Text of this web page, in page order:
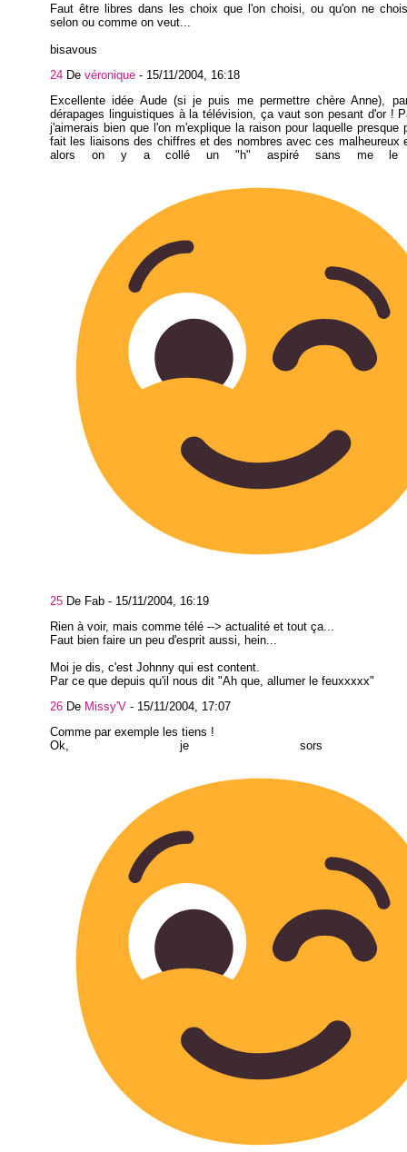
Faut être libres dans les choix que l'on choisi, ou qu'on ne
selon ou comme on veut...
bisavous
24 De véronique - 15/11/2004, 16:18
Excellente idée Aude (si je puis me permettre chère Anne),
dérapages linguistiques à la télévision, ça vaut son pesant d'or !
j'aimerais bien que l'on m'explique la raison pour laquelle presque
fait les liaisons des chiffres et des nombres avec ces malheureux
alors on y a collé un "h" aspiré sans me le
25 De Fab - 15/11/2004, 16:19
Rien à voir, mais comme télé --> actualité et tout ça...
Faut bien faire un peu d'esprit aussi, hein...
Moi je dis, c'est Johnny qui est content.
Par ce que depuis qu'il nous dit "Ah que, allumer le feuxxxxx"
26 De Missy'V - 15/11/2004, 17:07
Comme par exemple les tiens !
Ok, je sors